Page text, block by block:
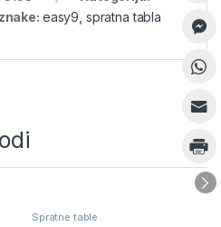
easy9, spratna tabla
Spratne table